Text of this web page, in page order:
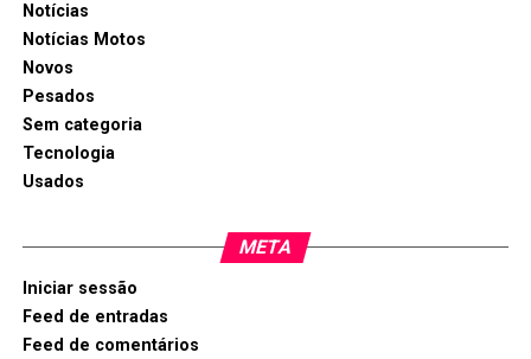
Notícias
Notícias Motos
Novos
Pesados
Sem categoria
Tecnologia
Usados
META
Iniciar sessão
Feed de entradas
Feed de comentários